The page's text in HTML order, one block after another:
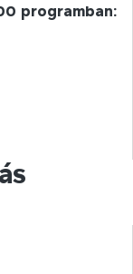
programban: